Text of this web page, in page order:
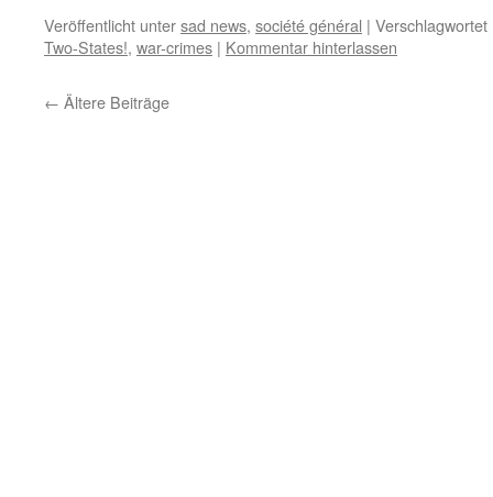
Veröffentlicht untersad news, société général | Verschlagwortet
Two-States!, war-crimes | Kommentar hinterlassen
← Ältere Beiträge